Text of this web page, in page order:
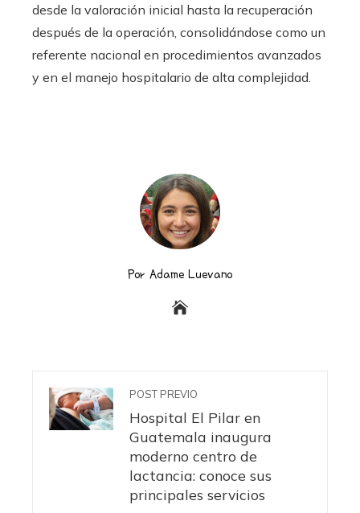
desde la valoración inicial hasta la recuperación
después de la operación, consolidándose como un
referente nacional en procedimientos avanzados
y en el manejo hospitalario de alta complejidad.
Por Adame Luevano
POST PREVIO
Hospital El Pilar en
Guatemala inaugura
moderno centro de
lactancia: conoce sus
principales servicios